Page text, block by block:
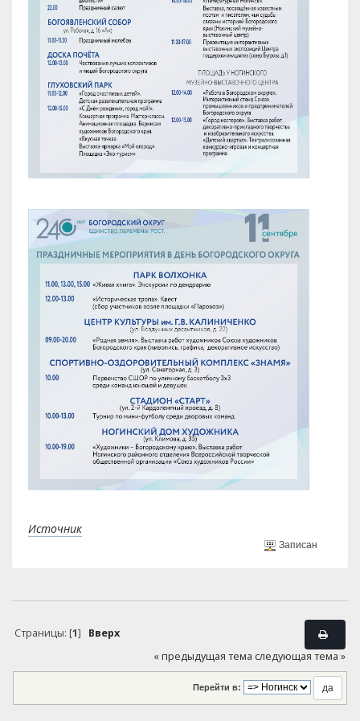
Источник
Записан
Страницы: [1] Вверх
« предыдущая тема следующая тема »
Перейти в: